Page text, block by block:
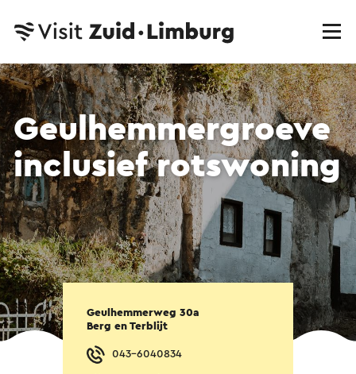
Geulhemmergroeve
inclusief rotswoning
Geulhemmerweg 30a
Berg en Terblijt
043-6040834